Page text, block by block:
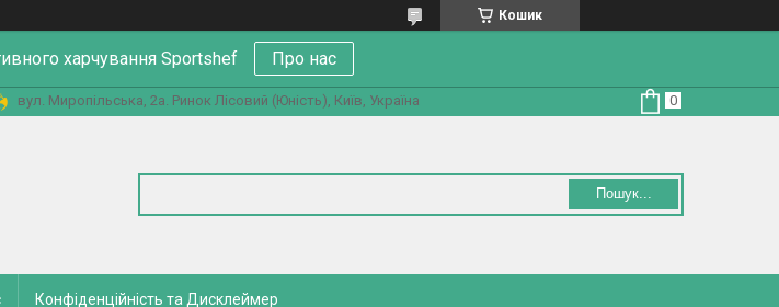
Кошик
харчування Sportshef Про нас
вул. Миропільська, 2а. Ринок Лісовий (Юність), Київ, Україна
Пошук...
Конфіденційність та Дисклеймер